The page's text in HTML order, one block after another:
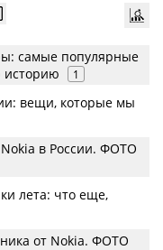
самые популярные
историю
1
вещи, которые мы
в России. ФОТО
лета: что еще,
от Nokia. ФОТО